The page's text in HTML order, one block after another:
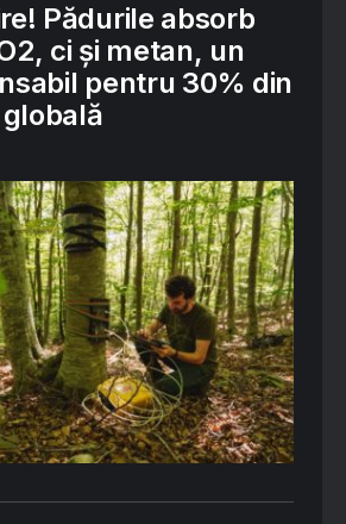
Pădurile absorb
ci și metan, un
pentru 30% din